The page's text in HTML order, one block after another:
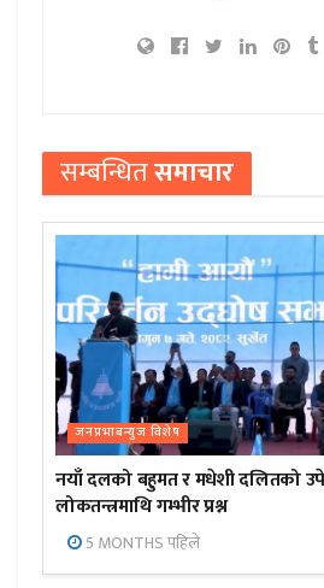
सम्बन्धितसमाचार
जनप्रभाबन्युज विशेष
नयाँ दलको बहुमत र मधेशी दलितको
लोकतन्त्रमाथि गम्भीर प्रश्न
5 MONTHS पहिले